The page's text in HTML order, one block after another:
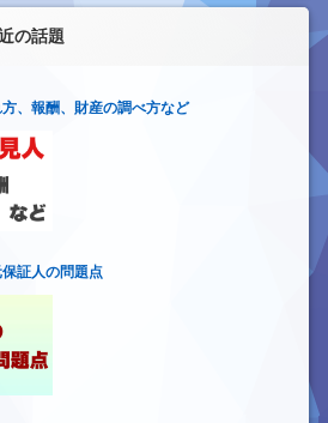
の話題
、報酬、財産の調べ方など
証人の問題点